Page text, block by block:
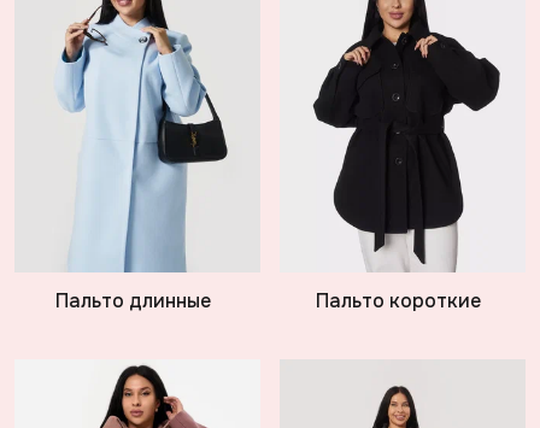
Пальто длинные Пальто короткие